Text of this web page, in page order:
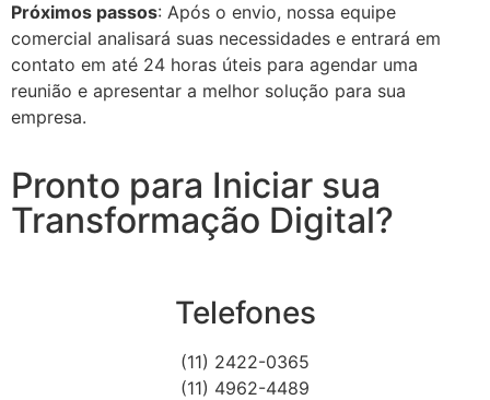
Próximos passos: Após o envio, nossa equipe
comercial analisará suas necessidades e entrará em
contato em até 24 horas úteis para agendar uma
reunião e apresentar a melhor solução para sua
empresa.
Pronto para Iniciar sua
Transformação Digital?
Telefones
(11) 2422-0365
(11) 4962-4489